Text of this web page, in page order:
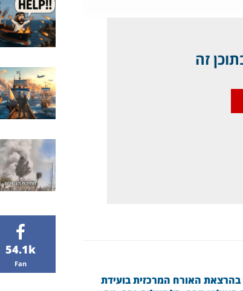
זה
בהרצאת האורח המרכזית בועידת
54.1k
Fan